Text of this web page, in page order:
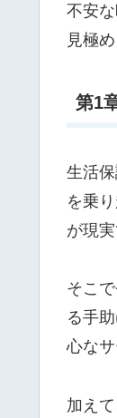
不安
見極
第1
生活
を乗
が現
そこ
る手
心な
加え